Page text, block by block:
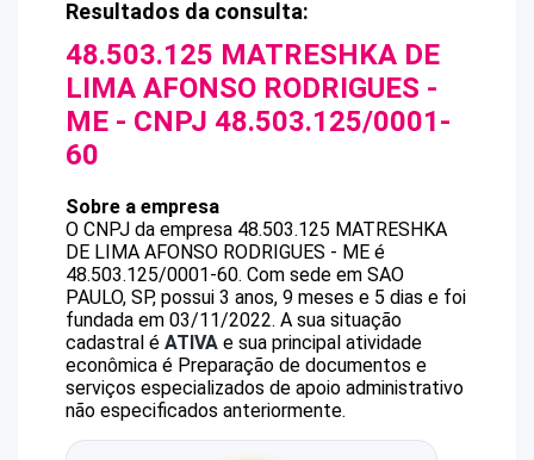
Resultados da consulta:
48.503.125 MATRESHKA DE
LIMA AFONSO RODRIGUES -
ME - CNPJ 48.503.125/0001-
60
Sobre a empresa
O CNPJ da empresa 48.503.125 MATRESHKA
DE LIMA AFONSO RODRIGUES - ME é
48.503.125/0001-60. Com sede em SAO
PAULO, SP, possui 3 anos, 9 meses e 5 dias e foi
fundada em 03/11/2022. A sua situação
cadastral é ATIVA e sua principal atividade
econômica é Preparação de documentos e
serviços especializados de apoio administrativo
não especificados anteriormente.